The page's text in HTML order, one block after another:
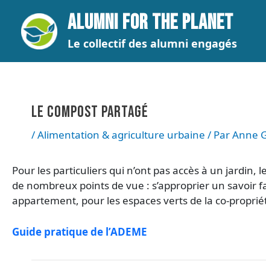
contenu
ALUMNI FOR THE PLANET
Le collectif des alumni engagés
LE COMPOST PARTAGÉ
/Alimentation & agriculture urbaine / ParAnne
Pour les particuliers qui n’ont pas accès à un
de nombreux points de vue : s’approprier un savoir
appartement, pour les espaces verts de la co-
Guide pratique de l’ADEME
des
articles